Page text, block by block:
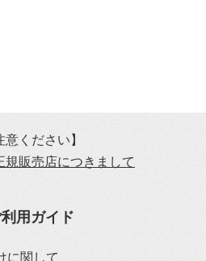
意ください】
規販売店につきまして
利用ガイド
に関して